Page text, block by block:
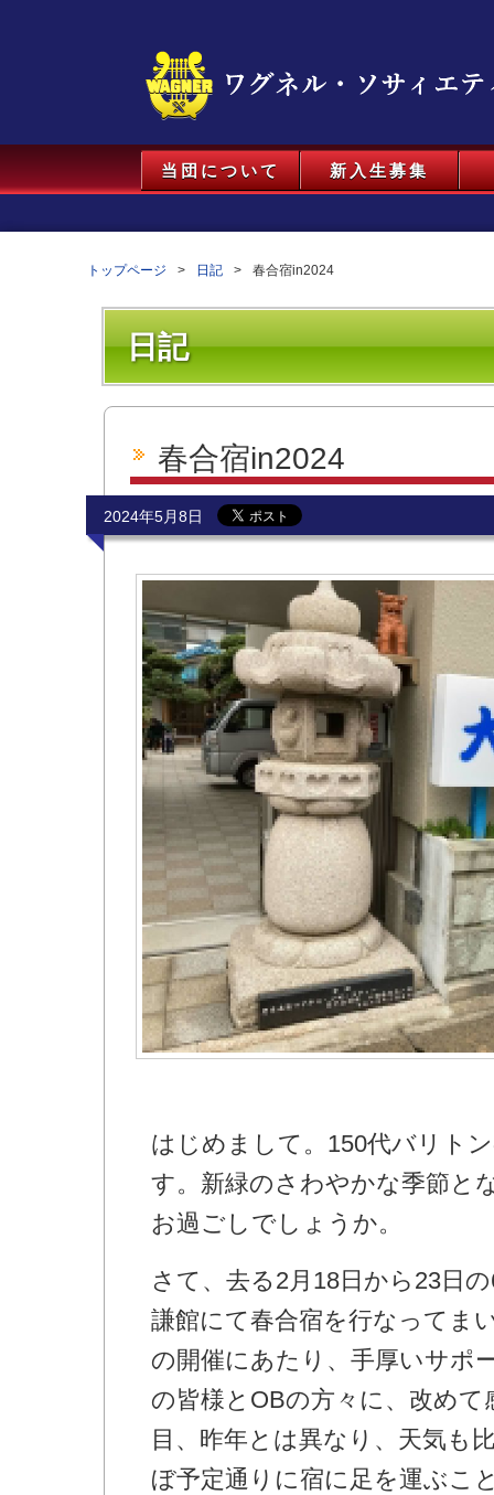
当団について 新入生募集
トップページ 日記 春合宿in2024
日記
春合宿in2024
2024年5月8日
はじめまして。150代バリト
す。新緑のさわやかな季節と
お過ごしでしょうか。
さて、去る2月18日から23日
謙館にて春合宿を行なってま
の開催にあたり、手厚いサポ
の皆様とOBの方々に、改め
目、昨年とは異なり、天気も
ぼ予定通りに宿に足を運ぶこ